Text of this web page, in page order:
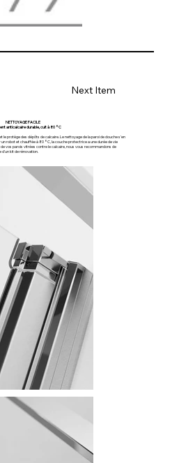
Next Item
NETTOYAGE FACILE
anticalcaire durable, cuit à 80 °C
protège des dépôts de calcaire. Le nettoyage de la paroi de douche s'en
robot et chauffée à 80 °C, la couche protectrice a une durée de vie
vos parois vitrées contre le calcaire, nous vous recommandons de
d'un kit de rénovation.